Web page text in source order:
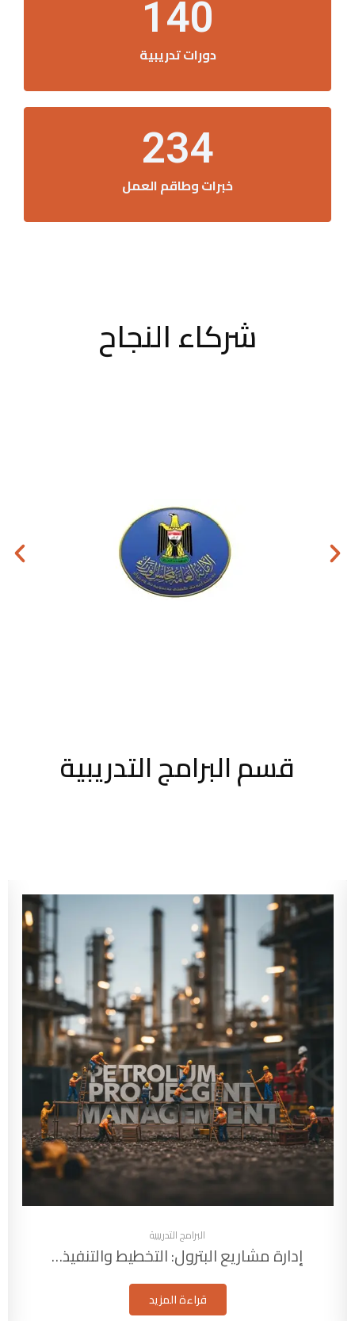
دورات تدريبية
140
خبرات وطاقم العمل
234
شركاء النجاح
قسم البرامج التدريبية
البرامج التدريبية
إدارة مشاريع البترول: التخطيط والتنفيذ…
قراءة المزيد